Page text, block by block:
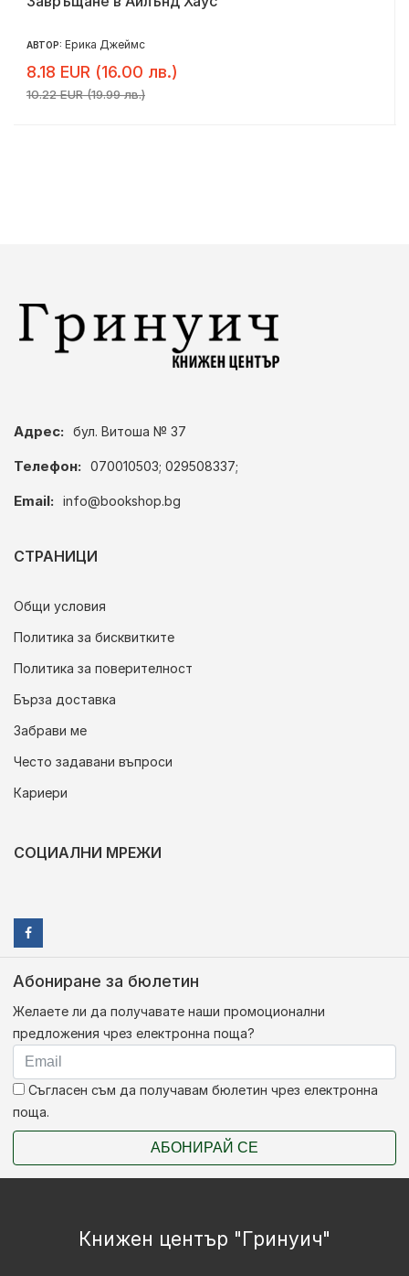
АВТОР: Ерика Джеймс
8.18 EUR (16.00 лв.)
10.22 EUR (19.99 лв.)
Адрес: бул. Витоша № 37
Телефон: 070010503; 029508337;
Email: info@bookshop.bg
СТРАНИЦИ
Общи условия
Политика за бисквитките
Политика за поверителност
Бърза доставка
Забрави ме
Често задавани въпроси
Кариери
СОЦИАЛНИ МРЕЖИ
Абониране за бюлетин
Желаете ли да получавате наши промоционални
предложения чрез електронна поща?
Съгласен съм да получавам бюлетин чрез електронна
поща.
АБОНИРАЙ СЕ
Книжен център "Гринуич"